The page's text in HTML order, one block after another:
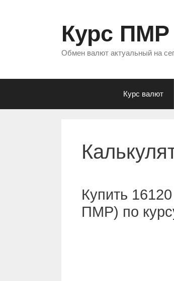
Курс ПМР
Обмен валют актуальный на
Курс валют
Купить
ПМР) по